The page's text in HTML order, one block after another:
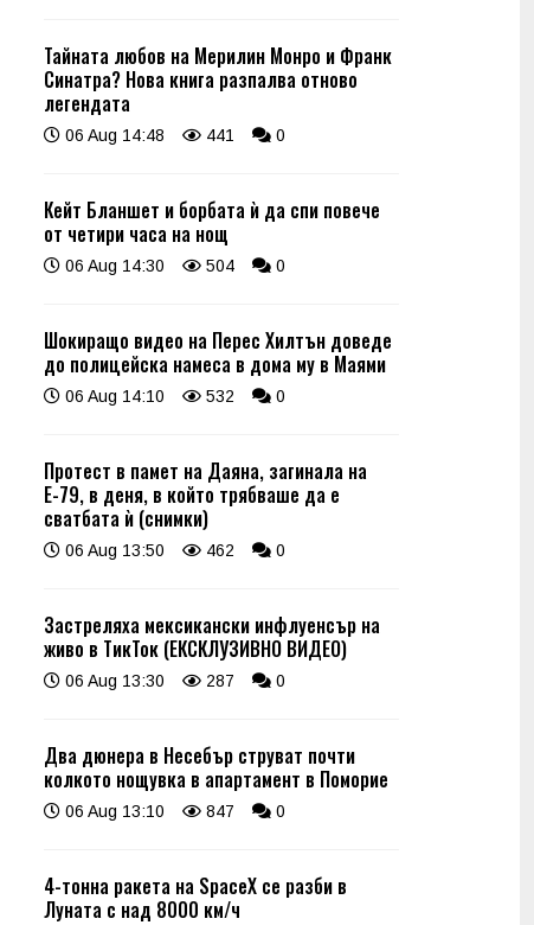
Тайната любов на Мерилин Монро и Франк
Синатра? Нова книга разпалва отново
легендата
06 Aug 14:48 441 0
Кейт Бланшет и борбата ѝ да спи повече
от четири часа на нощ
06 Aug 14:30 504 0
Шокиращо видео на Перес Хилтън доведе
до полицейска намеса в дома му в Маями
06 Aug 14:10 532 0
Протест в памет на Даяна, загинала на
Е-79, в деня, в който трябваше да е
сватбата ѝ (снимки)
06 Aug 13:50 462 0
Застреляха мексикански инфлуенсър на
живо в ТикТок (ЕКСКЛУЗИВНО ВИДЕО)
06 Aug 13:30 287 0
Два дюнера в Несебър струват почти
колкото нощувка в апартамент в Поморие
06 Aug 13:10 847 0
4-тонна ракета на SpaceX се разби в
Луната с над 8000 км/ч